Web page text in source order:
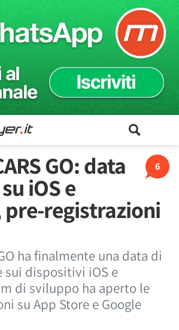
6
GO: data
iOS e
registrazioni
ha finalmente una data di
sui dispositivi iOS e
di sviluppo ha aperto le
su App Store e Google